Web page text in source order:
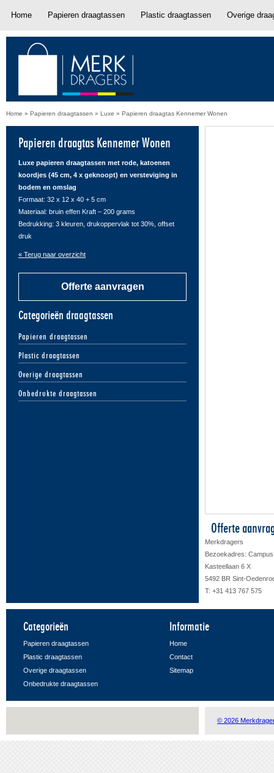
Home Papieren draagtassen Plastic draagtassen Overige
Home » Papieren draagtassen » Luxe » Papieren draagtas Kennemer Wonen
Papieren draagtas Kennemer Wonen
Luxe papieren draagtassen met rode, katoenen
koordjes (45 cm, 4 x geknoopt) en versteviging in
bodem en omslag
Formaat: 32 x 12 x 40 + 5 cm
Materiaal: bruin effen Kraft – 200 grams
Bedrukking: 3 kleuren, drukoppervlak tot 30%, offset
druk
« Terug naar overzicht
Offerte aanvragen
Categorieën draagtassen
Papieren draagtassen
Plastic draagtassen
Overige draagtassen
Onbedrukte draagtassen
Offerte
Merkdragers
Bezoekadres:
Kasteellaan 6 X
5492 BR Sint-
T: +31 413 767 575
Categorieën
Papieren draagtassen
Plastic draagtassen
Overige draagtassen
Onbedrukte draagtassen
Informatie
Home
Contact
Sitemap
© 2026